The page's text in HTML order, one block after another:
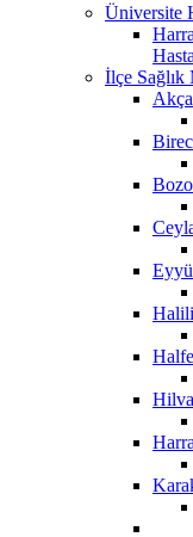
Üniversite
İlçe